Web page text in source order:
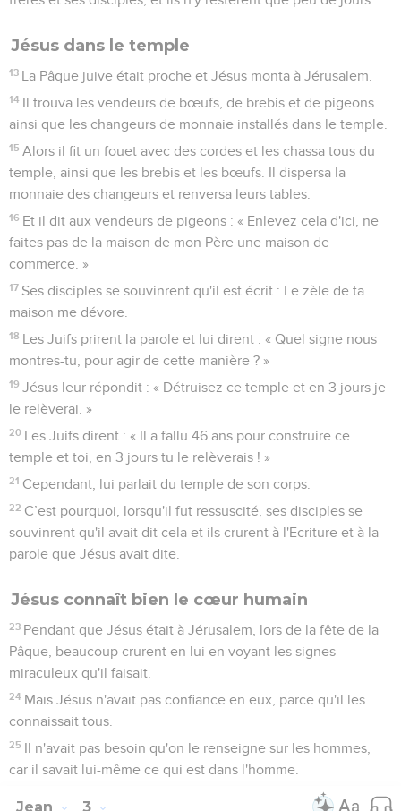
l'organisateur du repas. » Et ils lui en apportèrent.
L'organisateur du repas goûta l'eau changée en vin. Ne
avaient puisé l'eau le savaient bien, il appela le marié
10 et lui dit : « Tout homme sert d'abord le bon vin, puis le
moins bon après qu'on s'est enivré ; mais toi, tu as gardé le
bon vin jusqu'à présent ! »
11 Tel fut, à Cana en Galilée, le premier des signes
miraculeux que fit Jésus. Il manifesta sa gloire et ses
disciples crurent en lui.
12 Après cela, il descendit à Capernaüm avec sa mère, ses
frères et ses disciples, et ils n'y restèrent que peu de jours.
Jésus dans le temple
13 La Pâque juive était proche et Jésus monta à Jérusalem.
Il trouva les vendeurs de bœufs, de brebis et de pigeons
ainsi que les changeurs de monnaie installés dans le temple.
temple, ainsi que les brebis et les bœufs. Il dispersa la
monnaie des changeurs et renversa leurs tables.
16 Et il dit aux vendeurs de pigeons : « Enlevez cela d'ici, ne
faites pas de la maison de mon Père une maison de
commerce. »
17 Ses disciples se souvinrent qu'il est écrit : Le zèle de ta
18 Les Juifs prirent la parole et lui dirent : « Quel signe nous
montres-tu, pour agir de cette manière ? »
19 Jésus leur répondit : « Détruisez ce temple et en 3 jours je
le relèverai. »
20 Les Juifs dirent : « Il a fallu 46 ans pour construire ce
temple et toi, en 3 jours tu le relèverais ! »
21 Cependant, lui parlait du temple de son corps.
22
C’est pourquoi, lorsqu'il fut ressuscité, ses disciples se
souvinrent qu'il avait dit cela et ils crurent à l'Ecriture et à la